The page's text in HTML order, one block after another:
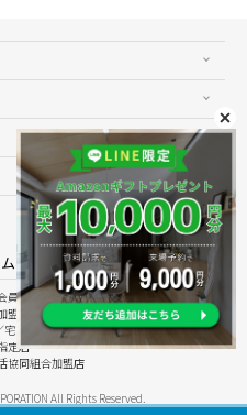
株式会社
／公益社団法人石川県宅地建物取引
盟
建業/国土交通大臣（8）第5025号
定店
協同組合加盟店
All Rights Reserved.